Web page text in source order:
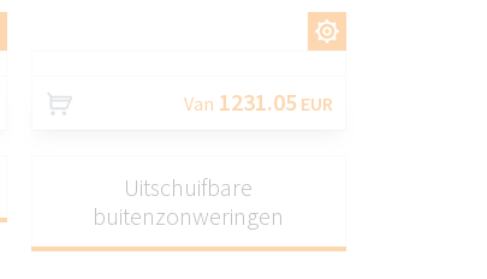
Van 1231.05 EUR
Uitschuifbare
buitenzonweringen